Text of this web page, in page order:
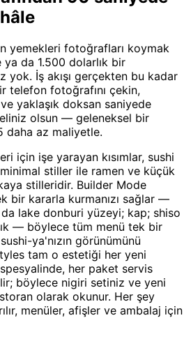
yemekleri fotoğrafları koymak
da 1.500 dolarlık bir
yok. İş akışı gerçekten bu kadar
telefon fotoğrafını çekin,
yaklaşık doksan saniyede
olsun — geleneksel bir
daha az maliyetle.
için işe yarayan kısımlar, sushi
stiller ile ramen ve küçük
stilleridir. Builder Mode
bir kararla kurmanızı sağlar —
lake donburi yüzeyi; kap; shiso
— böylece tüm menü tek bir
ya'nızın görünümünü
tam o estetiği her yeni
her paket servis
böylece nigiri setiniz ve yeni
olarak okunur. Her şey
menüler, afişler ve ambalaj için